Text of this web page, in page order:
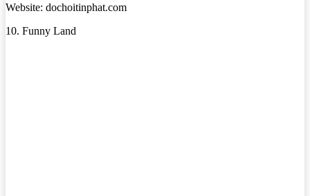
Website: dochoitinphat.com
10. Funny Land